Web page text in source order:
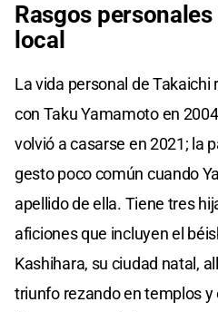
Rasgos
local
La vida personal de
con Taku Yamamoto en
volvió a casarse en 2021; la
gesto poco común cuando
apellido de ella. Tiene tres
aficiones que incluyen el
Kashihara, su ciudad natal,
triunfo rezando en templos